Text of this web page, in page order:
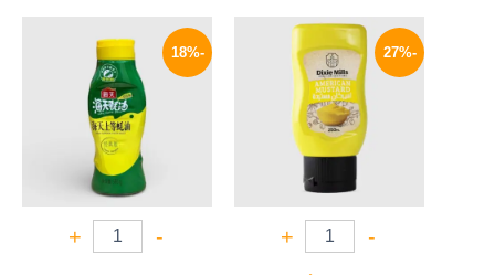
-27%
-
+
السعر
الأصلي
هو:
55 EGP.
السعر
هو:
40 EGP.
-18%
-
+
الأصلي
هو:
200 EGP.
164 EGP.